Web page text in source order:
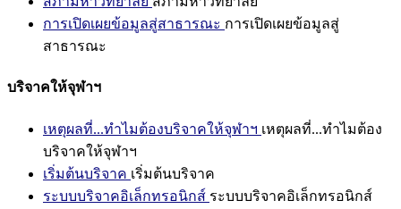
การเปิดเผยข้อมูลสู่สาธารณะ การเปิดเผยข้อมูลสู่
สาธารณะ
บริจาคให้จุฬาฯ
เหตุผลที่...ทำไมต้องบริจาคให้จุฬาฯ เหตุผลที่...ทำไมต้อง
บริจาคให้จุฬาฯ
เริ่มต้นบริจาค เริ่มต้นบริจาค
ระบบบริจาคอิเล็กทรอนิกส์ ระบบบริจาคอิเล็กทรอนิกส์